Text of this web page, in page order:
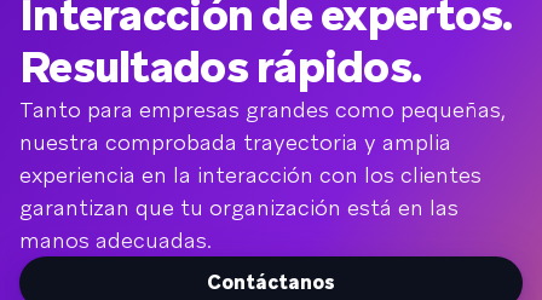
Interacción de expertos.
Resultados rápidos.
Tanto para empresas grandes como pequeñas,
nuestra comprobada trayectoria y amplia
experiencia en la interacción con los clientes
garantizan que tu organización está en las
manos adecuadas.
Contáctanos